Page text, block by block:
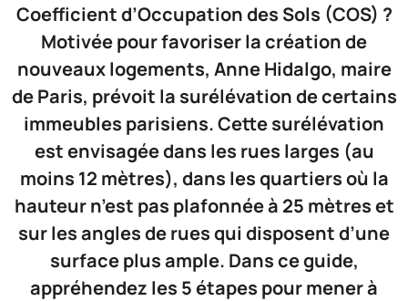
Coefficient d’Occupation des Sols (COS) ?
Motivée pour favoriser la création de
nouveaux logements, Anne Hidalgo, maire
de Paris, prévoit la surélévation de certains
immeubles parisiens. Cette surélévation
est envisagée dans les rues larges (au
moins 12 mètres), dans les quartiers où la
hauteur n’est pas plafonnée à 25 mètres et
sur les angles de rues qui disposent d’une
surface plus ample. Dans ce guide,
appréhendez les 5 étapes pour mener à